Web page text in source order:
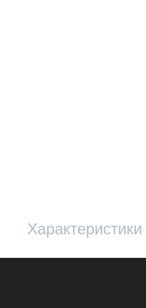
Характеристики